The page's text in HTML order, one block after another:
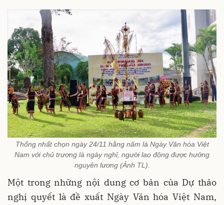
Thống nhất chọn ngày 24/11 hằng năm là Ngày Văn hóa Việt
Nam với chủ trương là ngày nghỉ, người lao động được hưởng
nguyên lương (Ảnh TL).
Một trong những nội dung cơ bản của Dự thảo
nghị quyết là đề xuất Ngày Văn hóa Việt Nam,